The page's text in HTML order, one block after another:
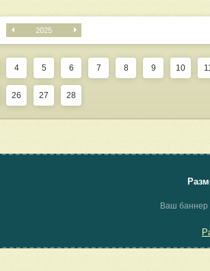
2025
4 5 6 7 8 9 10
26 27 28
Ваш баннер